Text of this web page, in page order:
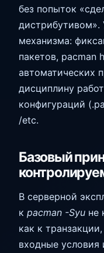
без попыток
дистрибутивом».
механизма:
пакетов, pacman
автоматических
дисциплину
конфигураций
/etc.
Базовый
В серверной
к pacman -Syu не
как к
входные условия